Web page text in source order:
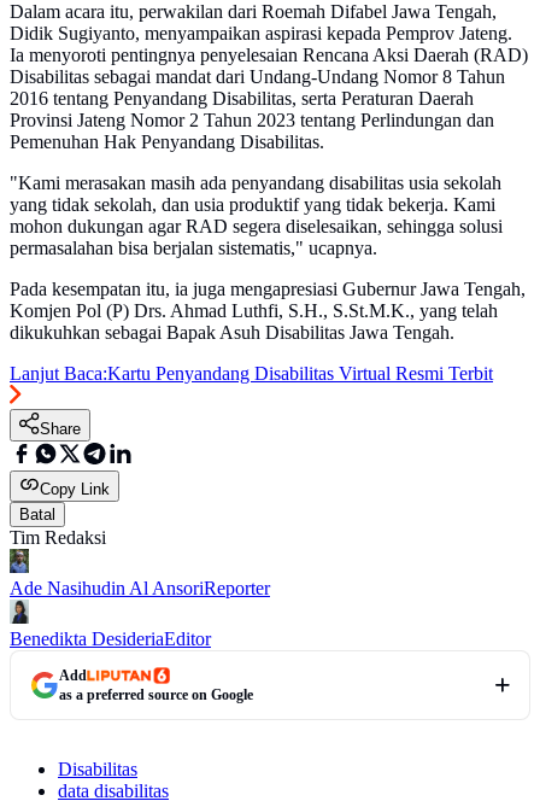
Dalam acara itu, perwakilan dari Roemah Difabel Jawa Tengah,
Didik Sugiyanto, menyampaikan aspirasi kepada Pemprov Jateng.
Ia menyoroti pentingnya penyelesaian Rencana Aksi Daerah (RAD)
Disabilitas sebagai mandat dari Undang-Undang Nomor 8 Tahun
2016 tentang Penyandang Disabilitas, serta Peraturan Daerah
Provinsi Jateng Nomor 2 Tahun 2023 tentang Perlindungan dan
Pemenuhan Hak Penyandang Disabilitas.
"Kami merasakan masih ada penyandang disabilitas usia sekolah
yang tidak sekolah, dan usia produktif yang tidak bekerja. Kami
mohon dukungan agar RAD segera diselesaikan, sehingga solusi
permasalahan bisa berjalan sistematis," ucapnya.
Pada kesempatan itu, ia juga mengapresiasi Gubernur Jawa Tengah,
Komjen Pol (P) Drs. Ahmad Luthfi, S.H., S.St.M.K., yang telah
dikukuhkan sebagai Bapak Asuh Disabilitas Jawa Tengah.
Lanjut Baca:Kartu Penyandang Disabilitas Virtual Resmi Terbit
Share
Copy Link
Batal
Tim Redaksi
Ade Nasihudin Al AnsoriReporter
Benedikta DesideriaEditor
Add
as a preferred source on Google
Disabilitas
data disabilitas